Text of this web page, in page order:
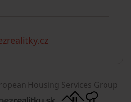
Housing Services Group